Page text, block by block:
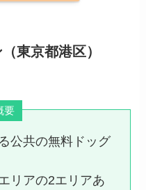
東京都港区）
要
公共の無料ドッグ
リアの2エリアあ